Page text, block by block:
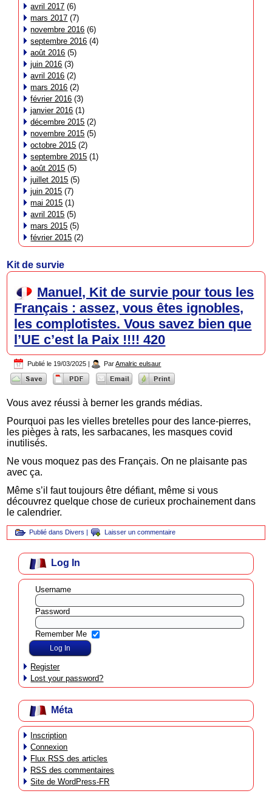
avril 2017 (6)
mars 2017 (7)
novembre 2016 (6)
septembre 2016 (4)
août 2016 (5)
juin 2016 (3)
avril 2016 (2)
mars 2016 (2)
février 2016 (3)
janvier 2016 (1)
décembre 2015 (2)
novembre 2015 (5)
octobre 2015 (2)
septembre 2015 (1)
août 2015 (5)
juillet 2015 (5)
juin 2015 (7)
mai 2015 (1)
avril 2015 (5)
mars 2015 (5)
février 2015 (2)
Kit de survie
Manuel, Kit de survie pour tous les
Français : assez, vous êtes ignobles,
les complotistes. Vous savez bien que
l’UE c’est la Paix !!!! 420
Publié le 19/03/2025 | Par Amalric eulsaur
Vous avez réussi à berner les grands médias.
Pourquoi pas les vielles bretelles pour des lance-pierres,
les pièges à rats, les sarbacanes, les masques covid
inutilisés.
Ne vous moquez pas des Français. On ne plaisante pas
avec ça.
Même s’il faut toujours être défiant, même si vous
découvrez quelque chose de curieux prochainement dans
le calendrier.
Publié dans Divers | Laisser un commentaire
Log In
Username
Password
Remember Me
Register
Lost your password?
Méta
Inscription
Connexion
Flux RSS des articles
RSS des commentaires
Site de WordPress-FR